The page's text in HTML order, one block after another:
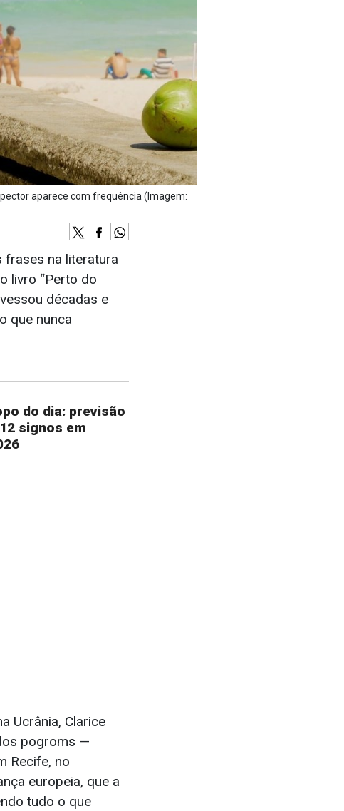
aparece com frequência (Imagem:
frases na literatura
livro “Perto do
décadas e
que nunca
do dia: previsão
signos em
Ucrânia, Clarice
pogroms —
Recife, no
europeia, que a
tudo o que